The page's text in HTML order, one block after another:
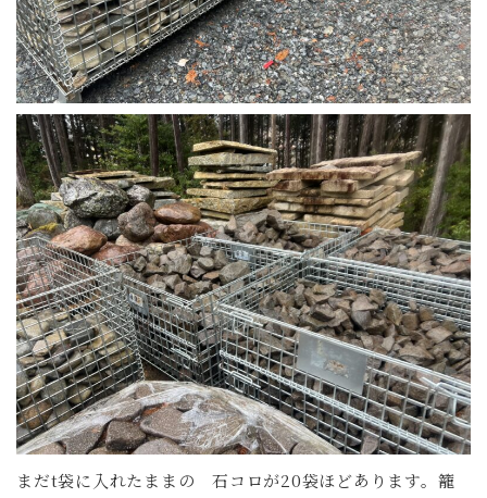
まだt袋に入れたままの 石コロが20袋ほどあります。籠